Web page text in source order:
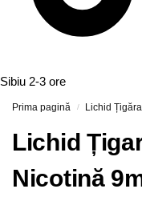
Sibiu 2-3 ore
Prima pagină / Lichid
Lichid
Nicotină